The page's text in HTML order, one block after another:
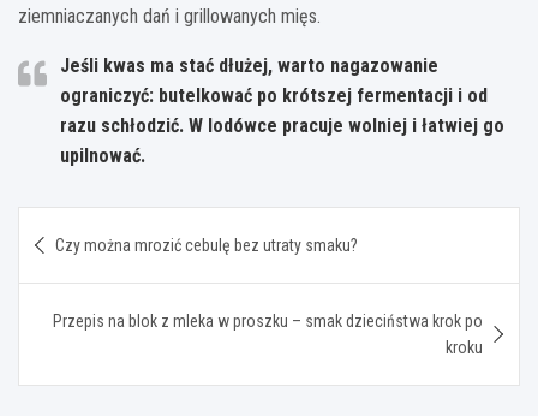
ziemniaczanych dań i grillowanych mięs.
Jeśli kwas ma stać dłużej, warto nagazowanie
ograniczyć: butelkować po krótszej fermentacji i od
razu schłodzić. W lodówce pracuje wolniej i łatwiej go
upilnować.
wpisu
Czy można mrozić cebulę bez utraty smaku?
Przepis na blok z mleka w proszku – smak dzieciństwa krok po
kroku